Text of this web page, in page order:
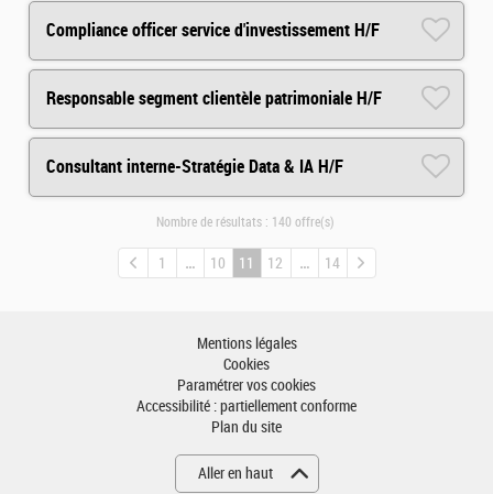
Compliance officer service d'investissement H/F
Responsable segment clientèle patrimoniale H/F
Consultant interne-Stratégie Data & IA H/F
Nombre de résultats : 140 offre(s)
1 10 11 12 14
Mentions légales
Cookies
Paramétrer vos cookies
Accessibilité : partiellement conforme
Plan du site
Aller en haut